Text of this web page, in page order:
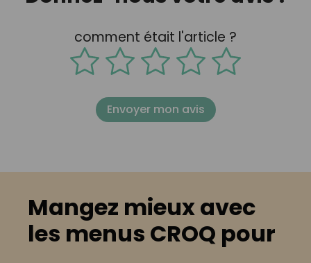
comment était l'article ?
Envoyer mon avis
Mangez mieux avec
les menus CROQ pour